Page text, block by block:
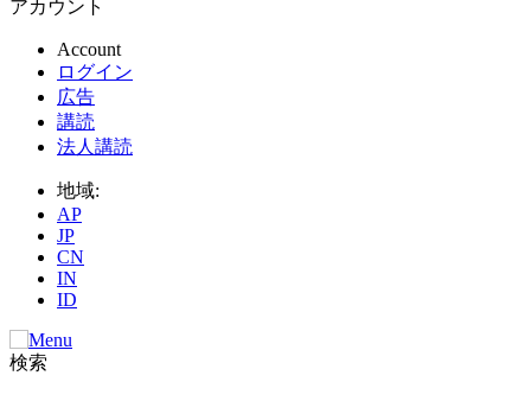
アカウント
Account
ログイン
広告
講読
法人講読
地域:
AP
JP
CN
IN
ID
検索